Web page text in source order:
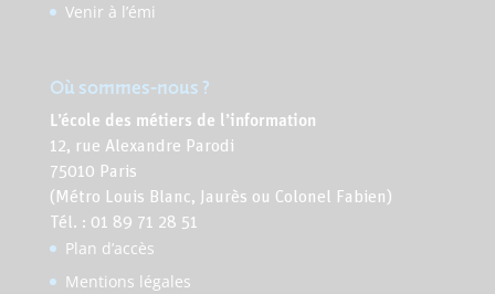
Venir à l’émi
Où sommes-nous ?
L’école des métiers de l’information
12, rue Alexandre Parodi
75010 Paris
(Métro Louis Blanc, Jaurès ou Colonel Fabien)
Tél. : 01 89 71 28 51
Plan d’accès
Mentions légales